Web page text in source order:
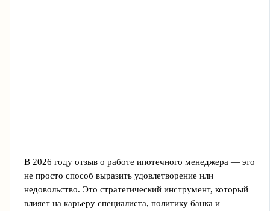
В 2026 году отзыв о работе ипотечного менеджера — это
не просто способ выразить удовлетворение или
недовольство. Это стратегический инструмент, который
влияет на карьеру специалиста, политику банка и